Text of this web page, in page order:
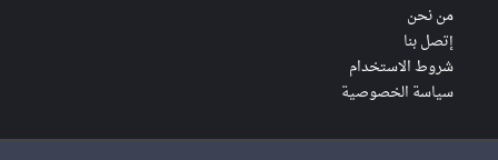
من نحن
إتصل بنا
شروط الاستخدام
سياسة الخصوصية